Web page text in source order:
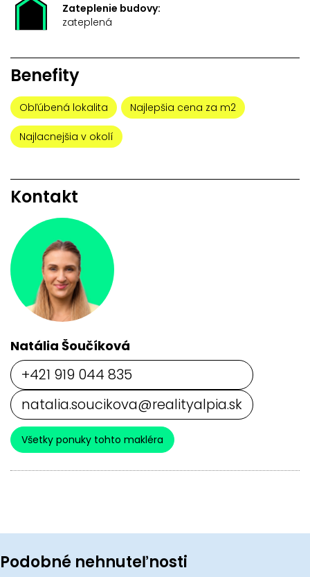
Zateplenie budovy:
zateplená
Benefity
Obľúbená lokalita Najlepšia cena za m2
Najlacnejšia v okolí
Kontakt
Natália Šoučíková
+421 919 044 835
natalia.soucikova@realityalpia.sk
Všetky ponuky tohto makléra
Podobné nehnuteľnosti